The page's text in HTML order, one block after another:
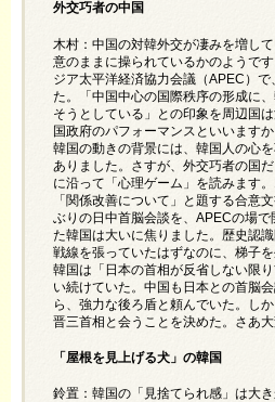
外交巧者の中国
木村：中国の対韓外交が凄みを増し
意のままに操られているかのようで
ジア太平洋経済協力会議（APEC）で
た。「中国中心の国際秩序の形成に
そうとしている」との印象を周辺国
国政府のパフォーマンスといいます
韓国の動きの背景には、韓国人の心
ありました。さすが、外交巧者の国
に沿って「心理ゲーム」を読みます
「関係改善について」と題する合意
ぶりの日中首脳会談を、APECの場で
た韓国は大いに焦りました。歴史認
戦線を張っていたはずなのに、梯子
韓国は「日本の首相が反省しない限
い続けていた。中国も日本との首脳
ら、強力な後ろ盾と頼んでいた。し
晋三首相と会うことを決めた。さあ大
「屋根を見上げる犬」の韓国
鈴置：韓国の「見捨てられ感」は大